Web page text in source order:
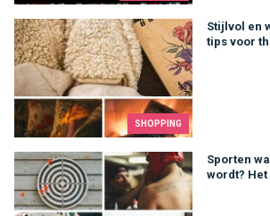
SHOPPING
Stijlvol en
tips voor
Stijlvol en warm de winter door: tips
Sporten
wordt? Het
Sporten waar je niet moe van wordt? Het